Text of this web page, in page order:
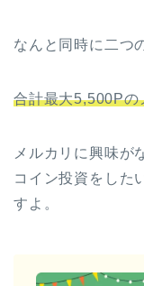
なんと同時に二つ
合計最大5,500Pの
メルカリに興味が
コイン投資をした
すよ。